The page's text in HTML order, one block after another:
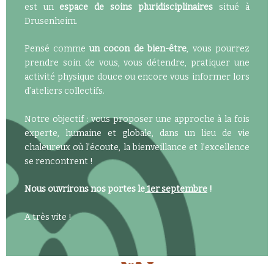
est un espace de soins pluridisciplinaires situé à
Drusenheim.
Pensé comme uncocon de bien-être, vous pourrez
prendre soin de vous, vous détendre, pratiquer une
activité physique douce ou encore vous informer lors
d’ateliers collectifs.
Notre objectif : vous proposer une approche à la fois
experte, humaine et globale, dans un lieu de vie
chaleureux où l’écoute, la bienveillance et l’excellence
se rencontrent !
Nous ouvrirons nos portes le1er septembre !
A très vite !